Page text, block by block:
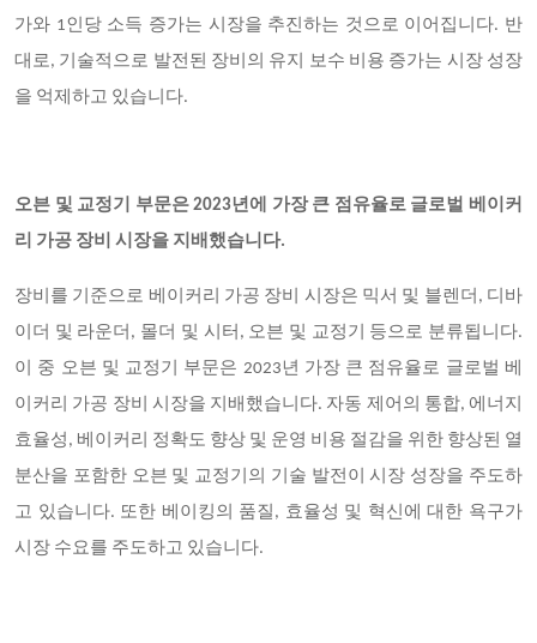
가와 1인당 소득 증가는 시장을 추진하는 것으로 이어집니다. 반
대로, 기술적으로 발전된 장비의 유지 보수 비용 증가는 시장 성장
을 억제하고 있습니다.
오븐 및 교정기 부문은 2023년에 가장 큰 점유율로 글로벌 베이커
리 가공 장비 시장을 지배했습니다.
장비를 기준으로 베이커리 가공 장비 시장은 믹서 및 블렌더, 디바
이더 및 라운더, 몰더 및 시터, 오븐 및 교정기 등으로 분류됩니다.
이 중 오븐 및 교정기 부문은 2023년 가장 큰 점유율로 글로벌 베
이커리 가공 장비 시장을 지배했습니다. 자동 제어의 통합, 에너지
효율성, 베이커리 정확도 향상 및 운영 비용 절감을 위한 향상된 열
분산을 포함한 오븐 및 교정기의 기술 발전이 시장 성장을 주도하
고 있습니다. 또한 베이킹의 품질, 효율성 및 혁신에 대한 욕구가
시장 수요를 주도하고 있습니다.